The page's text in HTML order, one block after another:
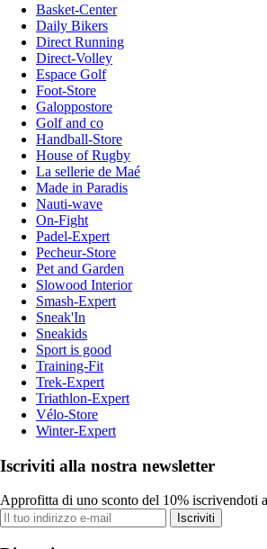
Basket-Center
Daily Bikers
Direct Running
Direct-Volley
Espace Golf
Foot-Store
Galoppostore
Golf and co
Handball-Store
House of Rugby
La sellerie de Maé
Made in Paradis
Nauti-wave
On-Fight
Padel-Expert
Pecheur-Store
Pet and Garden
Slowood Interior
Smash-Expert
Sneak'In
Sneakids
Sport is good
Training-Fit
Trek-Expert
Triathlon-Expert
Vélo-Store
Winter-Expert
Iscriviti alla nostra newsletter
Approfitta di uno sconto del 10% iscrivendoti
Iscriviti